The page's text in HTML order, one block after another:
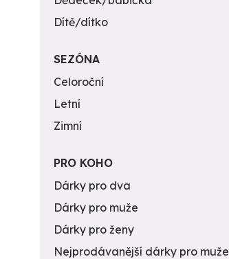
Dítě/dítko
SEZÓNA
Celoroční
Letní
Zimní
PRO KOHO
Dárky pro dva
Dárky pro muže
Dárky pro ženy
Nejprodávanější dárky pro muže